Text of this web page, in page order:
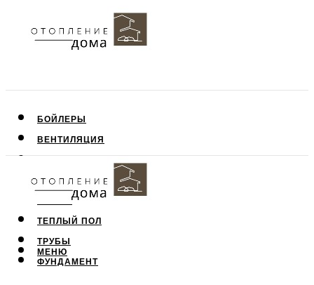
БОЙЛЕРЫ
ВЕНТИЛЯЦИЯ
ПОТОЛОК
СТЕНЫ
ТЕПЛЫЙ ПОЛ
ТРУБЫ
ФУНДАМЕНТ
МЕНЮ